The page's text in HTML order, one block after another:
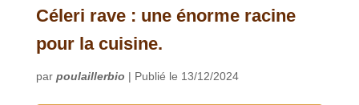
Céleri rave : une énorme racine
pour la cuisine.
par poulaillerbio | Publié le 13/12/2024